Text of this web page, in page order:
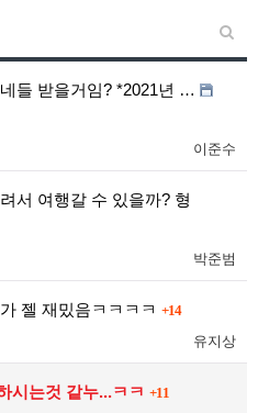
들 받을거임? *2021년 …
이준수
서 여행갈 수 있을까? 형
박준범
젤 재밌음ㅋㅋㅋㅋ +14
유지상
시는것 같누...ㅋㅋ +11